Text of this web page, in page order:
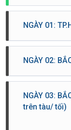
NGÀY 01:
06h30: Đến
Minh, Thanh
Cung Từ Hy,
Thọ Đường.
NGÀY 02:
Sáng Đoàn
sáng, đoàn
●Quảng
NGÀY 03:
trên tàu/ tối)